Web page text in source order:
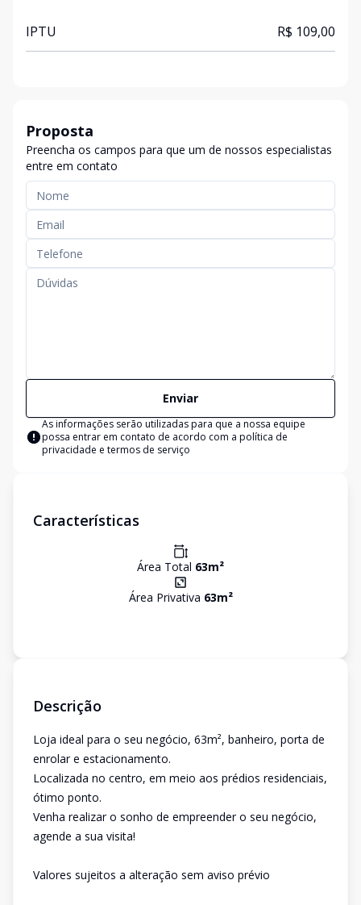
IPTU R$ 109,00
Proposta
Preencha os campos para que um de nossos especialistas
entre em contato
Enviar
As informações serão utilizadas para que a nossa equipe
possa entrar em contato de acordo com a política de
privacidade e termos de serviço
Características
Área Total 63m²
Área Privativa 63m²
Descrição
Loja ideal para o seu negócio, 63m², banheiro, porta de
enrolar e estacionamento.
Localizada no centro, em meio aos prédios residenciais,
ótimo ponto.
Venha realizar o sonho de empreender o seu negócio,
agende a sua visita!
Valores sujeitos a alteração sem aviso prévio